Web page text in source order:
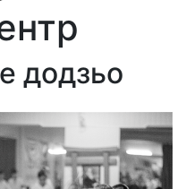
додзьо